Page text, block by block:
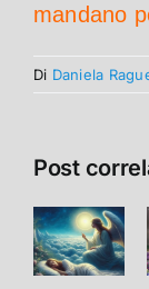
mandano
Di Daniela
Post